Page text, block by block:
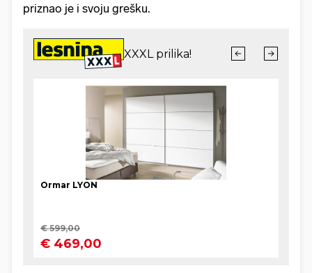
priznao je i svoju grešku.